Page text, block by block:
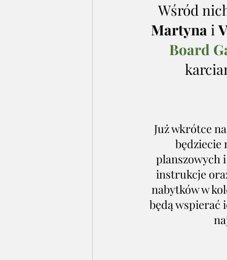
Wśród
Martyna i
Board
Już wkrótce
będziecie
planszowych
instrukcje
nabytków w
będą wspierać